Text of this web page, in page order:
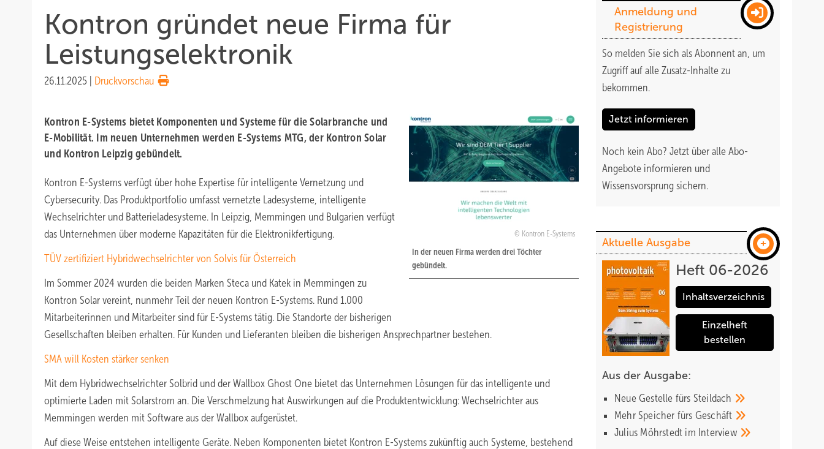
Kontron gründet neue Firma für
Leistungselektronik
26.11.2025 Druckvorschau
Kontron E-Systems
In der neuen Firma werden drei Töchter
gebündelt.
Kontron E-Systems bietet Komponenten und Systeme für die Solarbranche und
E-Mobilität. Im neuen Unternehmen werden E-Systems MTG, der Kontron Solar
und Kontron Leipzig gebündelt.
Kontron E-Systems verfügt über hohe Expertise für intelligente Vernetzung und
Cybersecurity. Das Produktportfolio umfasst vernetzte Ladesysteme, intelligente
Wechselrichter und Batterieladesysteme. In Leipzig, Memmingen und Bulgarien verfügt
das Unternehmen über moderne Kapazitäten für die Elektronikfertigung.
TÜV zertifiziert Hybridwechselrichter von Solvis für Österreich
Im Sommer 2024 wurden die beiden Marken Steca und Katek in Memmingen zu
Kontron Solar vereint, nunmehr Teil der neuen Kontron E-Systems. Rund 1.000
Mitarbeiterinnen und Mitarbeiter sind für E-Systems tätig. Die Standorte der bisherigen
Gesellschaften bleiben erhalten. Für Kunden und Lieferanten bleiben die bisherigen Ansprechpartner bestehen.
SMA will Kosten stärker senken
Mit dem Hybridwechselrichter Solbrid und der Wallbox Ghost One bietet das Unternehmen Lösungen für das intelligente und
optimierte Laden mit Solarstrom an. Die Verschmelzung hat Auswirkungen auf die Produktentwicklung: Wechselrichter aus
Memmingen werden mit Software aus der Wallbox aufgerüstet.
Auf diese Weise entstehen intelligente Geräte. Neben Komponenten bietet Kontron E-Systems zukünftig auch Systeme, bestehend
Anmeldung und
Registrierung
So melden Sie sich als Abonnent an, um
Zugriff auf alle Zusatz-Inhalte zu
bekommen.
Jetzt informieren
Noch kein Abo? Jetzt über alle Abo-
Angebote informieren und
Wissensvorsprung sichern.
Aktuelle Ausgabe
Heft 06-2026
Inhaltsverzeichnis
Einzelheft
bestellen
Aus der Ausgabe:
Neue Gestelle fürs Steildach
Mehr Speicher fürs Geschäft
Julius Möhrstedt im Interview